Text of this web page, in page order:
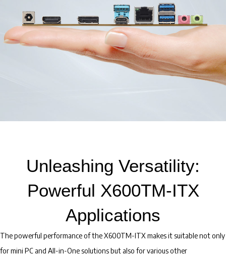
Unleashing Versatility:
Powerful X600TM-ITX
Applications
The powerful performance of the X600TM-ITX makes it suitable not only
for mini PC and All-in-One solutions but also for various other